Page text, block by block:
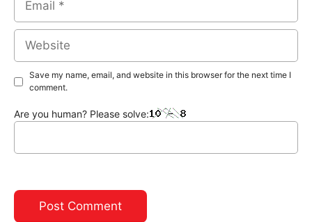
Website
Save my name, email, and website in this browser for the next time I
comment.
Are you human? Please solve: